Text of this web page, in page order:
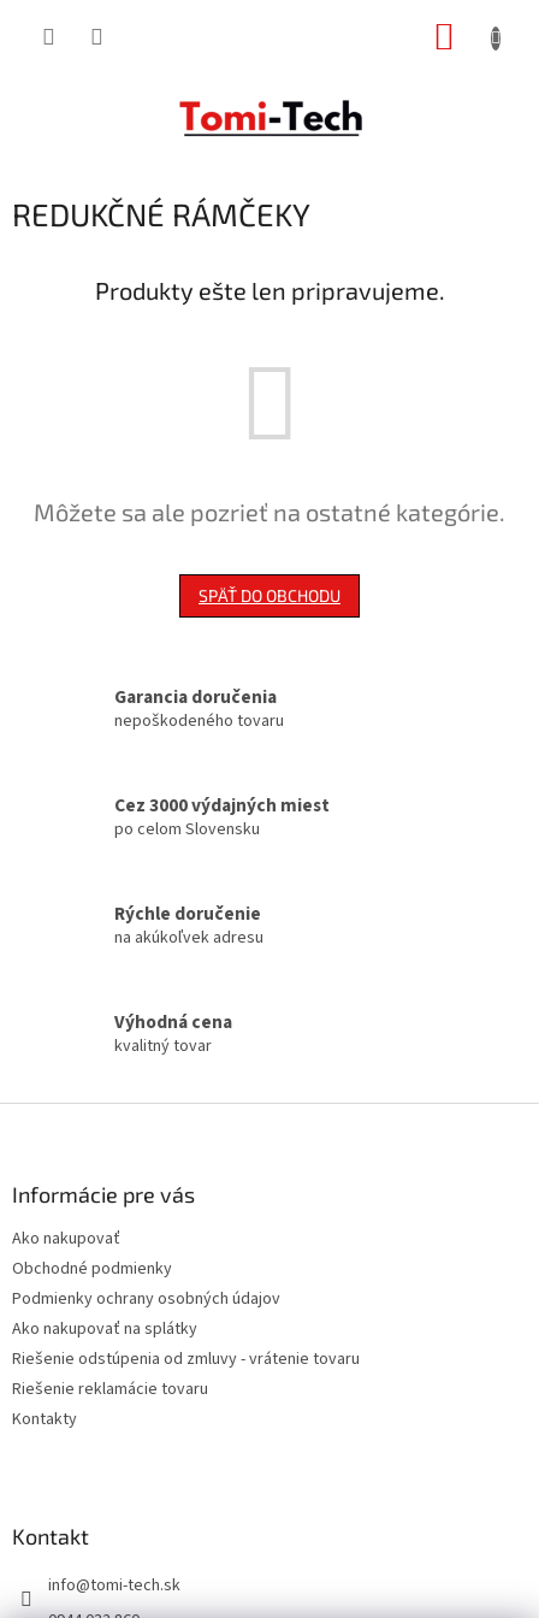
REDUKČNÉ RÁMČEKY
Produkty ešte len pripravujeme.
Môžete sa ale pozrieť na ostatné kategórie.
SPÄŤ DO OBCHODU
Garancia doručenia
nepoškodeného tovaru
Cez 3000 výdajných miest
po celom Slovensku
Rýchle doručenie
na akúkoľvek adresu
Výhodná cena
kvalitný tovar
Informácie pre vás
Ako nakupovať
Obchodné podmienky
Podmienky ochrany osobných údajov
Ako nakupovať na splátky
Riešenie odstúpenia od zmluvy - vrátenie tovaru
Riešenie reklamácie tovaru
Kontakty
Kontakt
info@tomi-tech.sk